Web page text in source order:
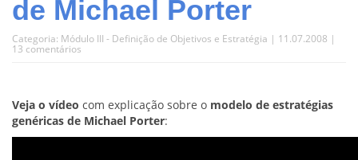
de Michael Porter
Categoria: Módulo III - Definição de Objetivos e Estratégia | 11.07.2008 |
13 comentários
Veja o vídeo com explicação sobre o modelo de estratégias
genéricas de Michael Porter: